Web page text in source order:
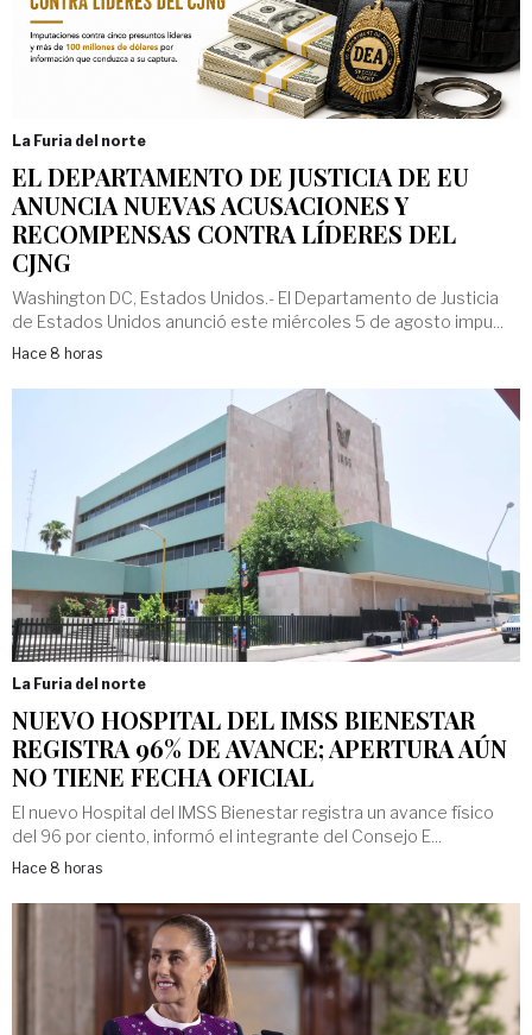
La Furia del norte
EL DEPARTAMENTO DE JUSTICIA DE EU
ANUNCIA NUEVAS ACUSACIONES Y
RECOMPENSAS CONTRA LÍDERES DEL
CJNG
Washington DC, Estados Unidos.- El Departamento de Justicia
de Estados Unidos anunció este miércoles 5 de agosto impu...
Hace 8 horas
La Furia del norte
NUEVO HOSPITAL DEL IMSS BIENESTAR
REGISTRA 96% DE AVANCE; APERTURA AÚN
NO TIENE FECHA OFICIAL
El nuevo Hospital del IMSS Bienestar registra un avance físico
del 96 por ciento, informó el integrante del Consejo E...
Hace 8 horas